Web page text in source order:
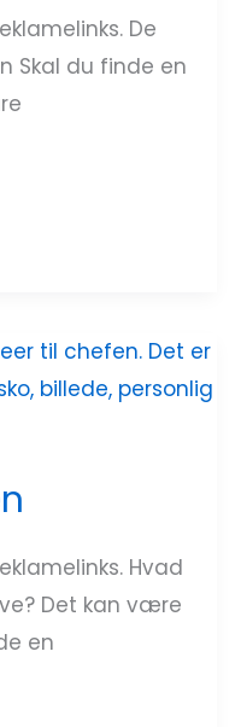
De
Skal du finde en
Hvad
Det kan være
en